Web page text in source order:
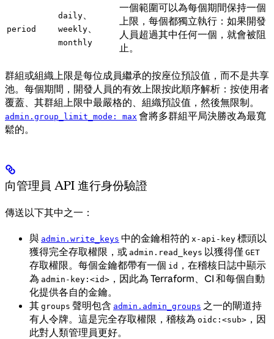
period
daily
weekly
monthly
一個範圍可以為每個期間保持一個
上限，每個都獨立執行：如果開發
人員超過其中任何一個，就會被阻
止。
群組或組織上限是每位成員繼承的按座位預設值，而不是共享
池。每個期間，開發人員的有效上限按此順序解析：按使用者
覆蓋、其群組上限中最嚴格的、組織預設值，然後無限制。
admin.group_limit_mode: max 會將多群組平局決勝改為最寬
鬆的。
向管理員 API 進行身份驗證
傳送以下其中之一：
與 admin.write_keys 中的金鑰相符的 x-api-key 標頭以
獲得完全存取權限，或 admin.read_keys 以獲得僅 GET
存取權限。每個金鑰都帶有一個 id ，在稽核日誌中顯示
為 admin-key:<id> ，因此為 Terraform、CI 和每個自動
化提供各自的金鑰。
其 groups 聲明包含 admin.admin_groups 之一的閘道持
有人令牌。這是完全存取權限，稽核為 oidc:<sub> ，因
此對人類管理員更好。